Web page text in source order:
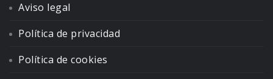
Aviso legal
Política de privacidad
Política de cookies